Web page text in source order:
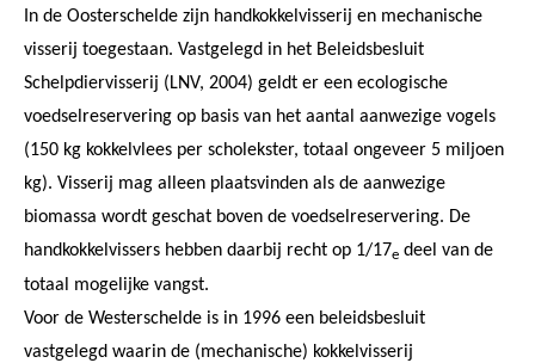
In de Oosterschelde zijn handkokkelvisserij en mechanische
visserij toegestaan. Vastgelegd in het Beleidsbesluit
Schelpdiervisserij (LNV, 2004) geldt er een ecologische
voedselreservering op basis van het aantal aanwezige vogels
(150 kg kokkelvlees per scholekster, totaal ongeveer 5 miljoen
kg). Visserij mag alleen plaatsvinden als de aanwezige
biomassa wordt geschat boven de voedselreservering. De
handkokkelvissers hebben daarbij recht op 1/17e deel van de
totaal mogelijke vangst.
Voor de Westerschelde is in 1996 een beleidsbesluit
vastgelegd waarin de (mechanische) kokkelvisserij